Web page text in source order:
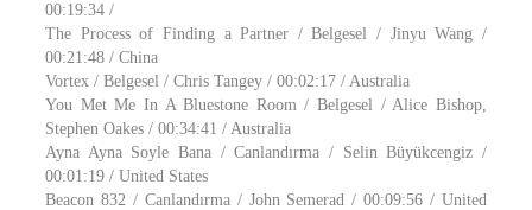
00:19:34 /
The Process of Finding a Partner / Belgesel / Jinyu Wang /
00:21:48 / China
Vortex / Belgesel / Chris Tangey / 00:02:17 / Australia
You Met Me In A Bluestone Room / Belgesel / Alice Bishop,
Stephen Oakes / 00:34:41 / Australia
Ayna Ayna Soyle Bana / Canlandırma / Selin Büyükcengiz /
00:01:19 / United States
Beacon 832 / Canlandırma / John Semerad / 00:09:56 / United